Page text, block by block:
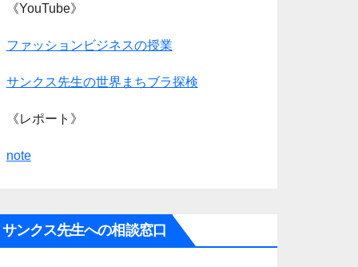
《YouTube》
ファッションビジネスの授業
サンクス先生の世界まちブラ探検
《レポート》
note
サンクス先生への相談窓口